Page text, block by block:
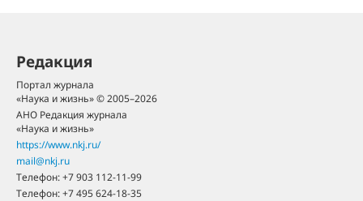
Редакция
Портал журнала
«Наука и жизнь» © 2005–2026
АНО Редакция журнала
«Наука и жизнь»
https://www.nkj.ru/
mail@nkj.ru
Телефон:+7 903 112-11-99
Телефон:+7 495 624-18-35